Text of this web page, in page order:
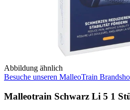
Abbildung ähnlich
Besuche unseren MalleoTrain
Malleotrain Schwarz Li 5 1